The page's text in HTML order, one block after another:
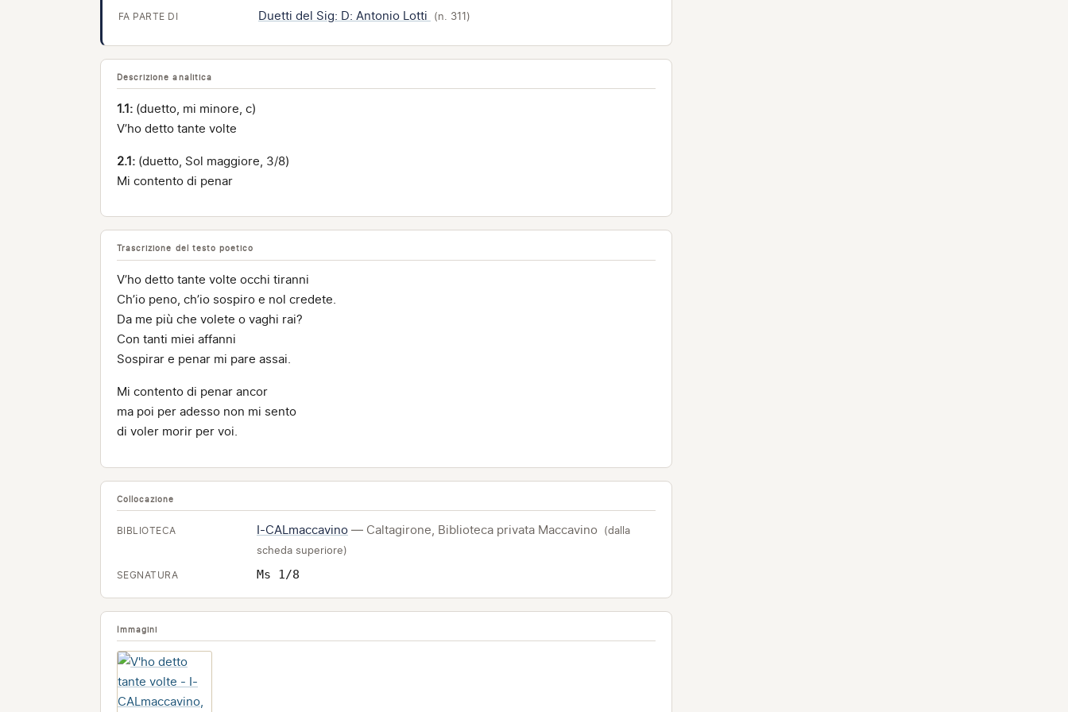
FA PARTE DI Duetti del Sig: D: Antonio Lotti (n. 311)
Descrizione analitica
1.1: (duetto, mi minore, c)
V’ho detto tante volte
2.1: (duetto, Sol maggiore, 3/8)
Mi contento di penar
Trascrizione del testo poetico
V’ho detto tante volte occhi tiranni
Ch’io peno, ch’io sospiro e nol credete.
Da me più che volete o vaghi rai?
Con tanti miei affanni
Sospirar e penar mi pare assai.
Mi contento di penar ancor
ma poi per adesso non mi sento
di voler morir per voi.
Collocazione
BIBLIOTECA I-CALmaccavino — Caltagirone, Biblioteca privata Maccavino
(dalla
scheda superiore)
SEGNATURA Ms 1/8
Immagini